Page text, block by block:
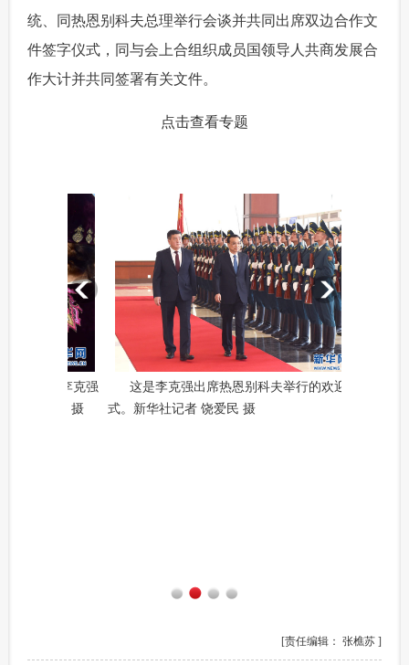
统、同热恩别科夫总理举行会谈并共同出席双边合作文
件签字仪式，同与会上合组织成员国领导人共商发展合
作大计并共同签署有关文件。
点击查看专题
这是李克强出席热恩别科夫举行的欢迎仪
式。新华社记者 饶爱民 摄
[责任编辑： 张樵苏 ]